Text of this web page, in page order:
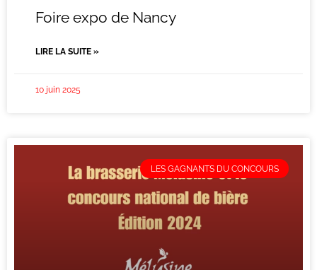
Foire expo de Nancy
LIRE LA SUITE »
10 juin 2025
LES GAGNANTS DU CONCOURS